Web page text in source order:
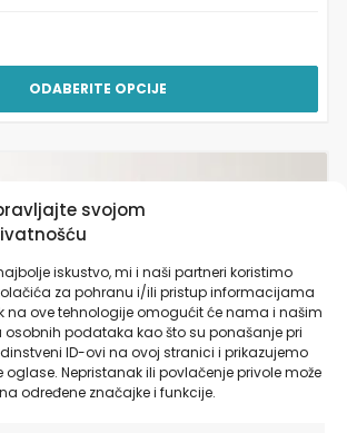
svojom
iskustvo, mi i naši partneri koristimo
za pohranu i/ili pristup informacijama
na ove tehnologije omogućit će nama i našim
podataka kao što su ponašanje pri
ID-ovi na ovoj stranici i prikazujemo
Nepristanak ili povlačenje privole može
određene značajke i funkcije.
ODABERITE OPCIJE